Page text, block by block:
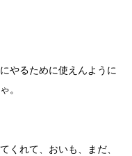
やるために使えんように
。
くれて、おいも、まだ、